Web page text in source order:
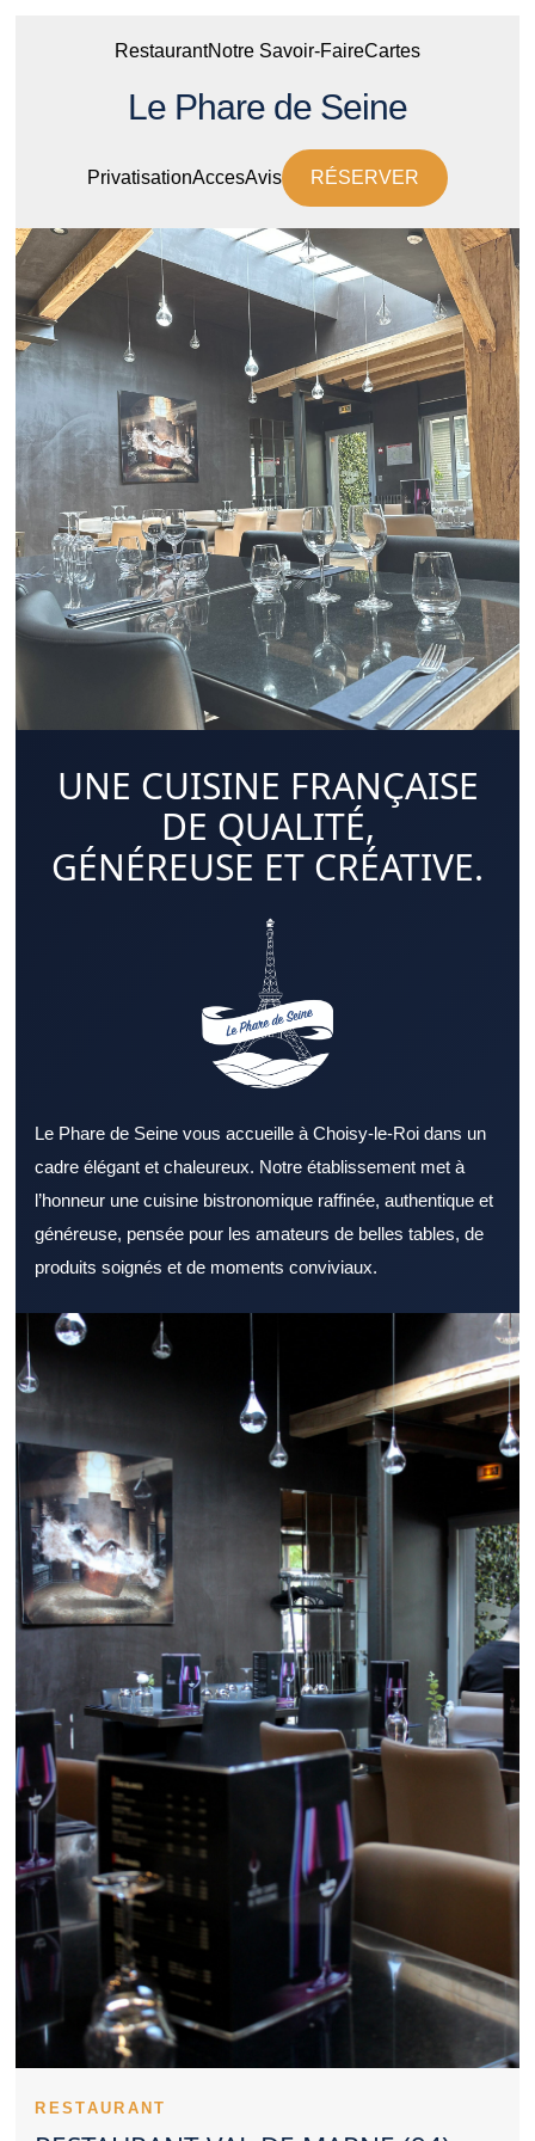
RestaurantNotre Savoir-FaireCartes
Le Phare de Seine
PrivatisationAccesAvis RÉSERVER
UNE CUISINE FRANÇAISE
DE QUALITÉ,
GÉNÉREUSE ET CRÉATIVE.
Le Phare de Seine vous accueille à Choisy-le-Roi dans un
cadre élégant et chaleureux. Notre établissement met à
l’honneur une cuisine bistronomique raffinée, authentique et
généreuse, pensée pour les amateurs de belles tables, de
produits soignés et de moments conviviaux.
Sélectionner un Restaurant Val de Marne sérieux aide à profiter
pleinement d’un bon repas. Un Restaurant Val de Marne
intéresse de nombreux gourmands à la recherche d’une bonne
table. L’environnement d’un Restaurant Val de Marne contribue
au bien-être des clients. Une carte bien pensée dans un
Restaurant Val de Marne renforce l’intérêt des clients. Des
produits bien choisis renforcent l’image d’un Restaurant Val de
Marne. La qualité du service contribue directement à l’image
d’un Restaurant Val de Marne. Un Restaurant Val de Marne
proche des axes de passage offre un avantage réel. Pour la
pause méridienne, un Restaurant Val de Marne dynamique attire
naturellement. Un Restaurant Val de Marne propice à la détente
convient parfaitement au dîner. Un repas de travail peut être
valorisé par le choix d’un Restaurant Val de Marne. Un
Restaurant Val de Marne apprécié sait souvent équilibrer coût et
qualité. Les recettes emblématiques donnent du relief à un
Restaurant Val de Marne. Un Restaurant Val de Marne sérieux
veille à maintenir le même niveau d’exigence. Lire les retours
publiés peut rassurer avant de réserver un Restaurant Val de
Marne. Un Restaurant Val de Marne peut aussi bien rassurer par
ses classiques que surprendre par sa créativité. Penser à
réserver un Restaurant Val de Marne permet d’éviter l’attente. La
dimension familiale peut renforcer l’image positive d’un
Restaurant Val de Marne. Un Restaurant Val de Marne
représente parfois un beau choix pour un dîner en duo. Le
dressage des plats soutient l’identité haut de gamme d’un
Restaurant Val de Marne. La qualité d’entretien d’un Restaurant
Val de Marne influence immédiatement le ressenti. Choisir un
Restaurant Val de Marne revient souvent à rechercher un
équilibre complet.
Un Restaurant Val de Marne peut devenir un choix privilégié
pour de nombreux clients. Le ton donné par un Restaurant Val
de Marne s’installe dès le premier contact. Un Restaurant Val de
Marne servi par un personnel disponible rassure rapidement. La
Marne. Le lancement du repas valorise souvent le savoir-faire
RESTAURANT